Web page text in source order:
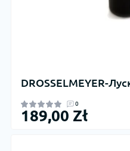
DROSSELMEYER-
0
189,00 Zł